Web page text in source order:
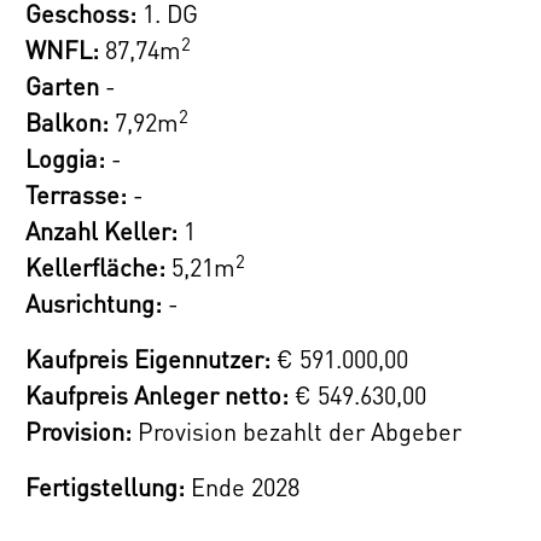
Alle Wohnungen werden schlüsselfertig
übergeben, d.h. alle Sanitäranlagen, Fliesen
und Parkettböden sind im Kaufpreis
inkludiert. Details über die Ausstattung der
Wohnungen entnehmen Sie gerne der
Leistungsbeschreibung im Booklet.
27 PKW-Stellplätze stehen in der
hauseigenen Tiefgarage bereit und bieten
eine bequeme und sichere Parkmöglichkeit.
Außerdem haben Sie die Möglichkeit, eine
von 5 zusätzlichen Einlagerungsräumen zu
Geschoss: 1. DG
WNFL: 87,74m2
Garten -
Balkon: 7,92m2
Loggia: -
Terrasse: -
Anzahl Keller: 1
Kellerfläche: 5,21m2
Ausrichtung: -
Kaufpreis Eigennutzer: € 591.000,00
Kaufpreis Anleger netto: € 549.630,00
Provision: Provision bezahlt der Abgeber
Fertigstellung: Ende 2028